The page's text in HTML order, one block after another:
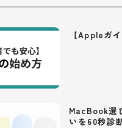
【Appleガ
MacBook選
いを60秒診